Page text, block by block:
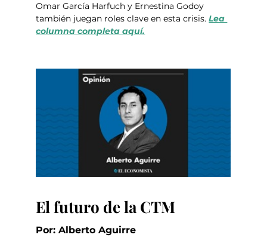
Omar García Harfuch y Ernestina Godoy
también juegan roles clave en esta crisis. Lea
columna completa aquí.
El futuro de la CTM
Por: Alberto Aguirre